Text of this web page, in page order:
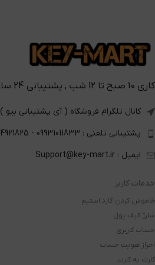
کاری 10 صبح تا 12 شب , پشتیبانی 24 ساعته
کانال تلگرام فروشگاه ( آی پشتیبانی بیو )
پشتیبانی تلفنی : 09931011833 - 09354921825
ایمیل : Support@key-mart.ir
خدمات کاربر
خاموش کردن گارد استیم
شارژ کیف پول
حساب کاربری
احراز هویت حساب
کارت به کارت